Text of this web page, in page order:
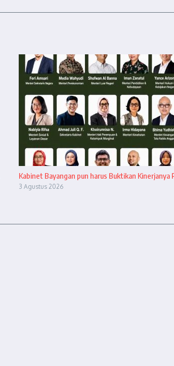
Kabinet Bayangan pun harus Buktikan Kinerjanya
3 Agustus 2026